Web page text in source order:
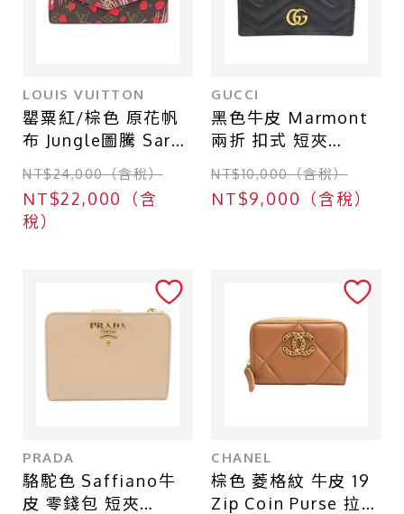
LOUIS VUITTON
罌粟紅/棕色 原花帆
布 Jungle圖騰 Sarah
釦式長夾【LOUIS
VUITTON LV 路易威
登】 M42576
NT$24,000（含稅）
NT$22,000（含
稅）
GUCCI
黑色牛皮 Marmont
兩折 扣式 短夾
466492【GUCCI 古
馳】 466492
NT$10,000（含稅）
NT$9,000（含稅）
PRADA
駱駝色 Saffiano牛
皮 零錢包 短夾
CHANEL
棕色 菱格紋 牛皮 19
Zip Coin Purse 拉鍊